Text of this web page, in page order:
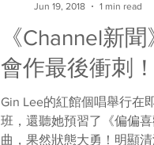
《Channel新
會作最後衝刺！
Gin Lee的紅館個唱舉行在
班，還聽她預習了《偏偏
曲，果然狀態大勇！明顯
Jun 19, 2018
1 min read